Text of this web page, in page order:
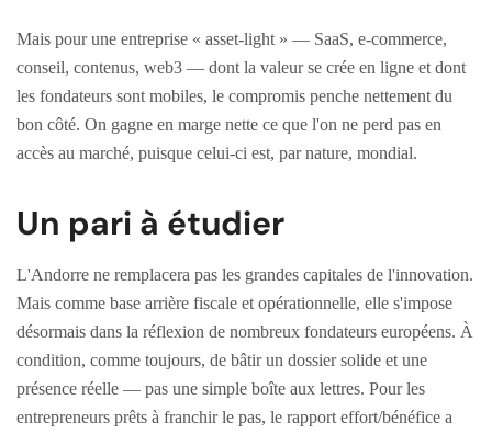
Mais pour une entreprise « asset-light » — SaaS, e-commerce,
conseil, contenus, web3 — dont la valeur se crée en ligne et dont
les fondateurs sont mobiles, le compromis penche nettement du
bon côté. On gagne en marge nette ce que l'on ne perd pas en
accès au marché, puisque celui-ci est, par nature, mondial.
Un pari à étudier
L'Andorre ne remplacera pas les grandes capitales de l'innovation.
Mais comme base arrière fiscale et opérationnelle, elle s'impose
désormais dans la réflexion de nombreux fondateurs européens. À
condition, comme toujours, de bâtir un dossier solide et une
présence réelle — pas une simple boîte aux lettres. Pour les
entrepreneurs prêts à franchir le pas, le rapport effort/bénéfice a